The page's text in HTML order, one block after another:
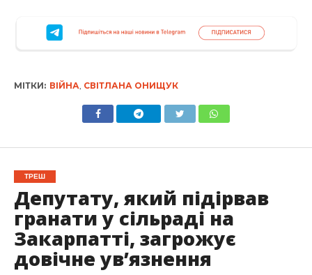
МІТКИ: ВІЙНА СВІТЛАНА ОНИЩУК
ТРЕШ
Депутату, який підірвав
гранати у сільраді на
Закарпатті, загрожує
довічне ув’язнення